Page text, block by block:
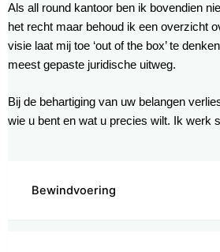
Bewindvoering
Als all round kantoor ben ik bovendien
het recht maar behoud ik een overzicht
visie laat mij toe ‘out of the box’ te
meest gepaste juridische uitweg.
Bij de behartiging van uw belangen
wie u bent en wat u precies wilt. Ik werk